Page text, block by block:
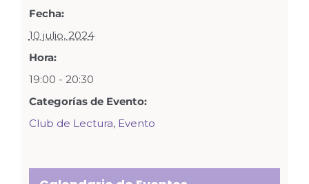
Fecha:
10 julio, 2024
Hora:
19:00 - 20:30
Categorías de Evento:
Club de Lectura, Evento